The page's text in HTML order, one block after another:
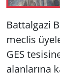
Battalgazi
meclis
GES
alanlarına